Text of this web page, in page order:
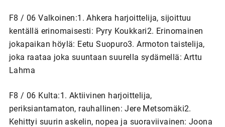
F8 / 06 Valkoinen:1. Ahkera harjoittelija, sijoittuu
kentällä erinomaisesti: Pyry Koukkari2. Erinomainen
jokapaikan höylä: Eetu Suopuro3. Armoton taistelija,
joka raataa joka suuntaan suurella sydämellä: Arttu
Lahma
F8 / 06 Kulta:1. Aktiivinen harjoittelija,
periksiantamaton, rauhallinen: Jere Metsomäki2.
Kehittyi suurin askelin, nopea ja suoraviivainen: Joona